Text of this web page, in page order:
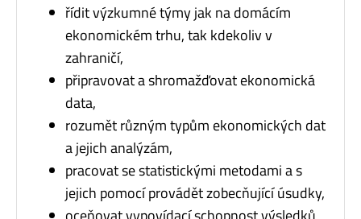
řídit výzkumné týmy jak na domácím
ekonomickém trhu, tak kdekoliv v
zahraničí,
připravovat a shromažďovat ekonomická
data,
rozumět různým typům ekonomických dat
a jejich analýzám,
pracovat se statistickými metodami a s
jejich pomocí provádět zobecňující úsudky,